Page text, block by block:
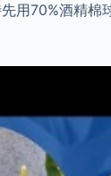
用70%酒精